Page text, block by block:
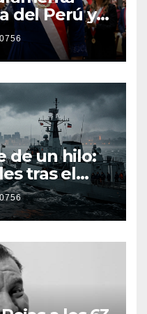
del Perú y
para el
de un hilo:
tras el
en